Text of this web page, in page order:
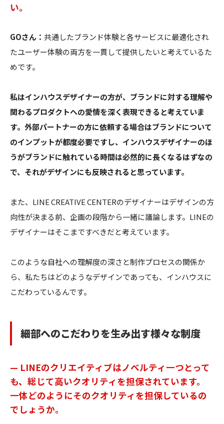
い。
GOさん： 共通したブランド体験と各サービスに最適化され
たユーザー体験の両方を一貫して提供したいと考えているた
めです。
私はインハウスデザイナーの方が、ブランドに対する理解や
関わるプロダクトへの愛情を深く表現できると考えていま
す。外部パートナーの方に依頼する場合はブランドについて
のインプットが都度必要ですし、インハウスデザイナーのほ
うがブランドに触れている時間は必然的に長くなるはずなの
で、それがデザインにも反映されると思っています。
また、LINE CREATIVE CENTERのデザイナーはデザインの方
向性が決まる前、企画の段階から一緒に議論します。LINEの
デザイナーはそこまですべきだと考えています。
このような自社への理解度の深さと制作プロセスの関係か
ら、私たちはどのようなデザインであっても、インハウスに
こだわっているんです。
細部へのこだわりを生み出す様々な制度
— LINEのクリエイティブはノベルティ一つとって
も、総じて高いクオリティを担保されています。
一体どのようにそのクオリティを担保しているの
でしょうか。